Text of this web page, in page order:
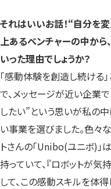
それはいいお話！“自分を
上あるベンチャーの中から
いった理由でしょうか？
「感動体験を創造し続ける
で、メッセージが近い企業
したい”という思いが私の
い事業を選びました。色々
トさんの「Unibo(ユニボ)
持っていて、『ロボットが
して、この感動スキルを体